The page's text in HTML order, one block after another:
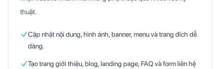
thuật.
Cập nhật nội dung, hình ảnh, banner, menu và trang đích dễ
dàng.
Tạo trang giới thiệu, blog, landing page, FAQ và form liên hệ